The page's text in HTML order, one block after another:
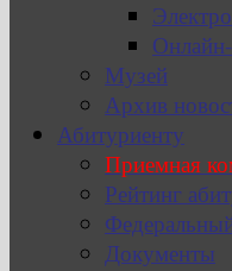
Музей
Архив
Абитуриенту
Приемная
Рейтинг
Документы